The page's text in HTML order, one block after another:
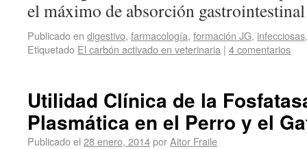
el máximo de absorción
Publicado en digestivo, farmacología, formación JG, infecciosas
Etiquetado El carbón activado en veterinaria | 4 comentarios
Utilidad Clínica de la
Plasmática en el Perro y el
Publicado el 28 enero, 2014porAitor Fraile